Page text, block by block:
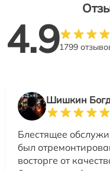
4.91799
Шишкин
Блестящее
был
восторге от